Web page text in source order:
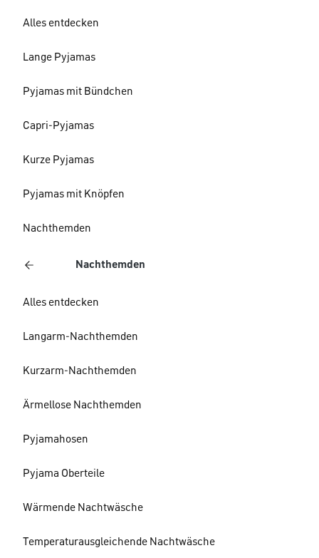
Alles entdecken
Lange Pyjamas
Pyjamas mit Bündchen
Capri-Pyjamas
Kurze Pyjamas
Pyjamas mit Knöpfen
Nachthemden
Nachthemden
Alles entdecken
Langarm-Nachthemden
Kurzarm-Nachthemden
Ärmellose Nachthemden
Pyjamahosen
Pyjama Oberteile
Wärmende Nachtwäsche
Temperaturausgleichende Nachtwäsche